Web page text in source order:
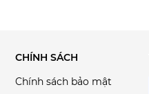
CHÍNH SÁCH
Chính sách bảo mật